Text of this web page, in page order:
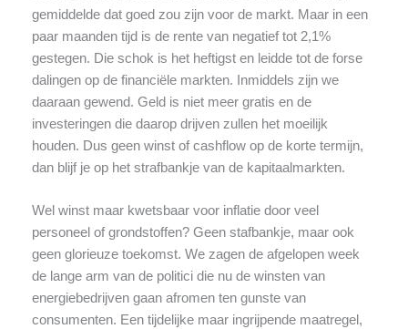
gemiddelde dat goed zou zijn voor de markt. Maar in een
paar maanden tijd is de rente van negatief tot 2,1%
gestegen. Die schok is het heftigst en leidde tot de forse
dalingen op de financiële markten. Inmiddels zijn we
daaraan gewend. Geld is niet meer gratis en de
investeringen die daarop drijven zullen het moeilijk
houden. Dus geen winst of cashflow op de korte termijn,
dan blijf je op het strafbankje van de kapitaalmarkten.
Wel winst maar kwetsbaar voor inflatie door veel
personeel of grondstoffen? Geen stafbankje, maar ook
geen glorieuze toekomst. We zagen de afgelopen week
de lange arm van de politici die nu de winsten van
energiebedrijven gaan afromen ten gunste van
consumenten. Een tijdelijke maar ingrijpende maatregel,